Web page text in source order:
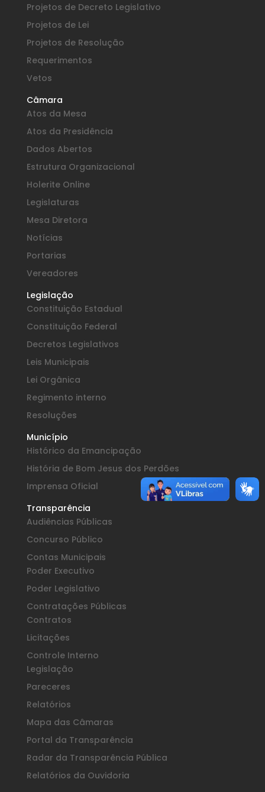
Projetos de Decreto Legislativo
Projetos de Lei
Projetos de Resolução
Requerimentos
Vetos
Câmara
Atos da Mesa
Atos da Presidência
Dados Abertos
Estrutura Organizacional
Holerite Online
Legislaturas
Mesa Diretora
Notícias
Portarias
Vereadores
Legislação
Constituição Estadual
Constituição Federal
Decretos Legislativos
Leis Municipais
Lei Orgânica
Regimento interno
Resoluções
Município
Histórico da Emancipação
História de Bom Jesus dos Perdões
Imprensa Oficial
Transparência
Audiências Públicas
Concurso Público
Contas Municipais
Poder Executivo
Poder Legislativo
Contratações Públicas
Contratos
Licitações
Controle Interno
Legislação
Pareceres
Relatórios
Mapa das Câmaras
Portal da Transparência
Radar da Transparência Pública
Relatórios da Ouvidoria